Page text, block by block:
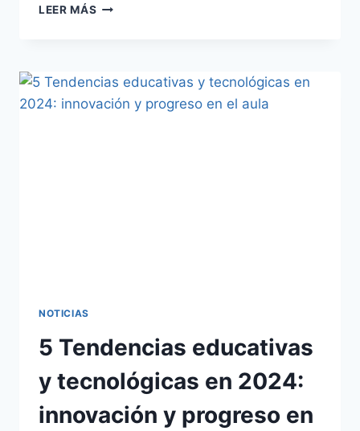
LEER MÁS
NOTICIAS
5 Tendencias educativas
y tecnológicas en 2024:
innovación y progreso en